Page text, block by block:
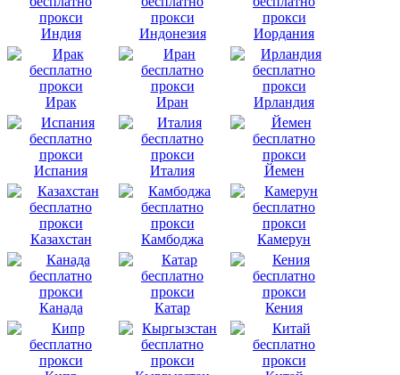
Индия Индонезия Иордания
Ирак Иран Ирландия
Испания Италия Йемен
Казахстан Камбоджа Камерун
Канада Катар Кения